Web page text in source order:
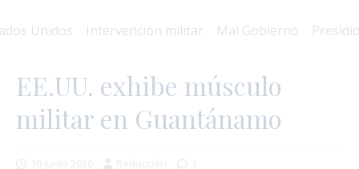
Unidos Intervención militar Mal Gobierno Presidio
EE.UU. exhibe músculo
militar en Guantánamo